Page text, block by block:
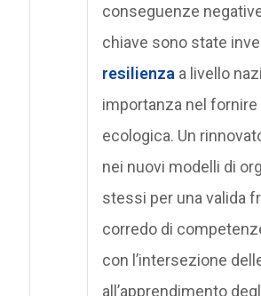
conseguenze
chiave sono state
resilienza a livello
importanza nel
ecologica. Un
nei nuovi modelli di
stessi per una valida
corredo di
con l’intersezione
all’apprendimento